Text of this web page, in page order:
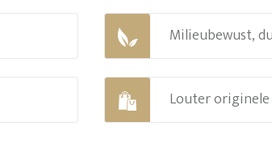
Milieubewust,
Louter